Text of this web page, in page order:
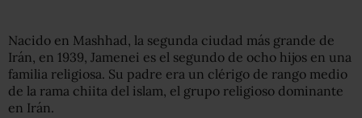
Nacido en Mashhad, la segunda ciudad más grande de
Irán, en 1939, Jamenei es el segundo de ocho hijos en una
familia religiosa. Su padre era un clérigo de rango medio
de la rama chiita del islam, el grupo religioso dominante
en Irán.